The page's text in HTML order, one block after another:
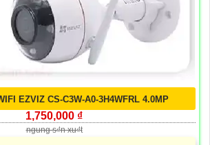
EZVIZ CS-C3W-A0-3H4WFRL 4.0MP
1,750,000 ₫
ngung s₫n xu₫t